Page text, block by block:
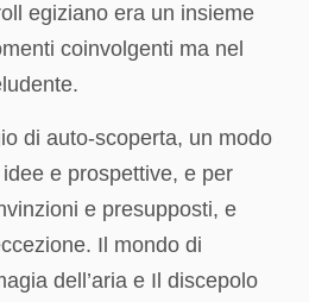
egiziano era un insieme
coinvolgenti ma nel
di auto-scoperta, un modo
e prospettive, e per
e presupposti, e
Il mondo di
dell’aria e Il discepolo